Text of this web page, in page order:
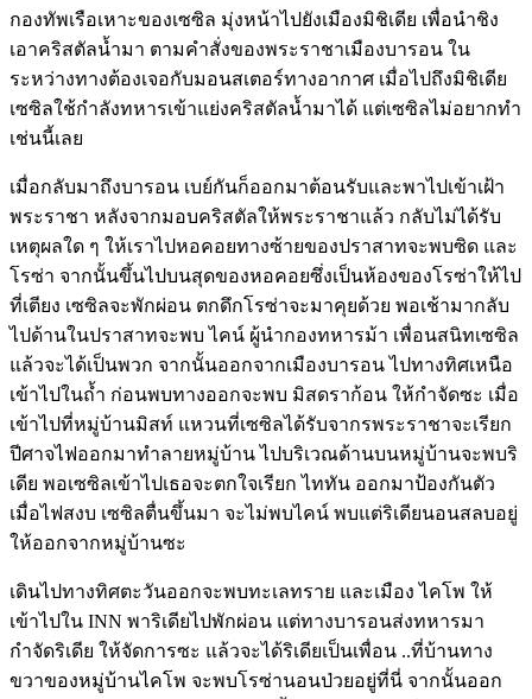
กองทัพเรือเหาะของเซซิล มุ่งหน้าไปยังเมืองมิชิเดีย เพื่อนำชิง
เอาคริสตัลน้ำมา ตามคำสั่งของพระราชาเมืองบารอน ใน
ระหว่างทางต้องเจอกับมอนสเตอร์ทางอากาศ เมื่อไปถึงมิชิเดีย
เซซิลใช้กำลังทหารเข้าแย่งคริสตัลน้ำมาได้ แต่เซซิลไม่อยากทำ
เช่นนี้เลย
เมื่อกลับมาถึงบารอน เบย์กันก็ออกมาต้อนรับและพาไปเข้าเฝ้า
พระราชา หลังจากมอบคริสตัลให้พระราชาแล้ว กลับไม่ได้รับ
เหตุผลใด ๆ ให้เราไปหอคอยทางซ้ายของปราสาทจะพบซิด และ
โรซ่า จากนั้นขึ้นไปบนสุดของหอคอยซึ่งเป็นห้องของโรซ่าให้ไป
ที่เตียง เซซิลจะพักผ่อน ตกดึกโรซ่าจะมาคุยด้วย พอเช้ามากลับ
ไปด้านในปราสาทจะพบ ไคน์ ผู้นำกองทหารม้า เพื่อนสนิทเซซิล
แล้วจะได้เป็นพวก จากนั้นออกจากเมืองบารอน ไปทางทิศเหนือ
เข้าไปในถ้ำ ก่อนพบทางออกจะพบ มิสดราก้อน ให้กำจัดซะ เมื่อ
เข้าไปที่หมู่บ้านมิสท์ แหวนที่เซซิลได้รับจากรพระราชาจะเรียก
ปีศาจไฟออกมาทำลายหมู่บ้าน ไปบริเวณด้านบนหมู่บ้านจะพบริ
เดีย พอเซซิลเข้าไปเธอจะตกใจเรียก ไททัน ออกมาป้องกันตัว
เมื่อไฟสงบ เซซิลตื่นขึ้นมา จะไม่พบไคน์ พบแต่ริเดียนอนสลบอยู่
ให้ออกจากหมู่บ้านซะ
เดินไปทางทิศตะวันออกจะพบทะเลทราย และเมือง ไคโพ ให้
เข้าไปใน INN พาริเดียไปพักผ่อน แต่ทางบารอนส่งทหารมา
กำจัดริเดีย ให้จัดการซะ แล้วจะได้ริเดียเป็นเพื่อน ..ที่บ้านทาง
ขวาของหมู่บ้านไคโพ จะพบโรซ่านอนป่วยอยู่ที่นี่ จากนั้นออก